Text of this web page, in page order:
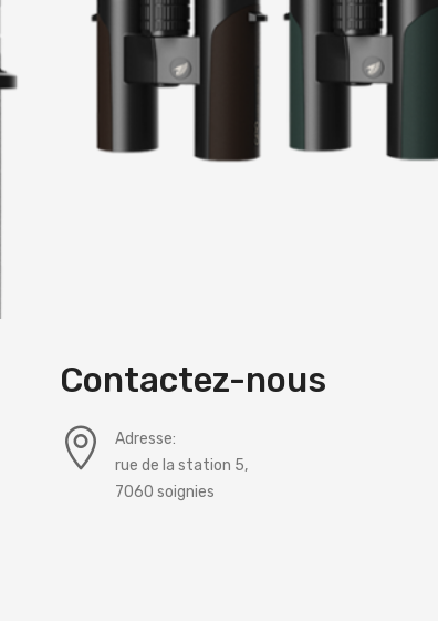
Contactez-nous
Adresse:
rue de la station 5,
7060 soignies